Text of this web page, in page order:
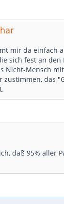
mir da einfach
sich fest an den
Nicht-Mensch
das
daß 95% aller